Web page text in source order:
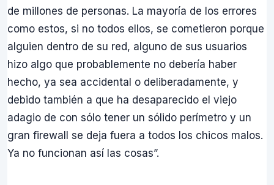
de millones de personas. La mayoría de los errores
como estos, si no todos ellos, se cometieron porque
alguien dentro de su red, alguno de sus usuarios
hizo algo que probablemente no debería haber
hecho, ya sea accidental o deliberadamente, y
debido también a que ha desaparecido el viejo
adagio de con sólo tener un sólido perímetro y un
gran firewall se deja fuera a todos los chicos malos.
Ya no funcionan así las cosas”.